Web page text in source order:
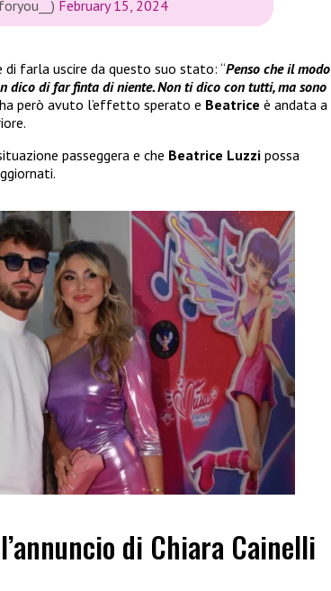
February 15, 2024
farla uscire da questo suo stato: “Penso che il modo
dico di far finta di niente. Non ti dico con tutti, ma sono
però avuto l’effetto sperato e Beatrice è andata a
passeggera e che Beatrice Luzzi possa
di Chiara Cainelli